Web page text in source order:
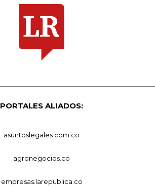
PORTALES ALIADOS:
asuntoslegales.com.co
agronegocios.co
empresas.larepublica.co